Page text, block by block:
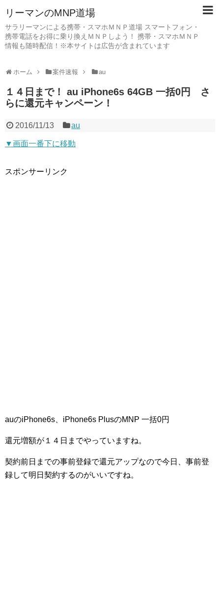
リーマンのMNP道場
サラリーマンによる携帯・スマホＭＮＰ道場 スマートフォン・
携帯電話をお得に乗り換えＭＮＰしよう！ 携帯・スマホＭＮＰ
情報も随時配信！※本サイトは広告が含まれています
ホーム 案件速報 au
１４日まで！ au iPhone6s 64GB 一括0円 さ
らに還元キャンペーン！
2016/11/13 au
▼画面一番下に移動
スポンサーリンク
auのiPhone6s、iPhone6s PlusのMNP 一括0円
還元増額が１４日までやっていますね。
契約前日までの事前登録で還元アップなので今日、事前登
録して明日契約するのがいいですね。